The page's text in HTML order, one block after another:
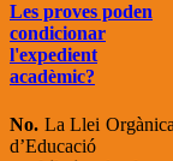
Les proves poden
condicionar
l'expedient
acadèmic?
No. La Llei Orgànica
d’Educació